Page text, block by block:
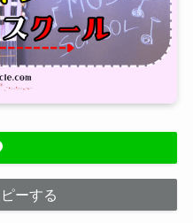
ーする